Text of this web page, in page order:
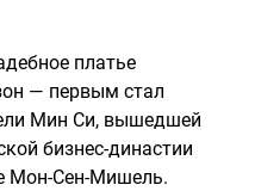
платье
— первым стал
Мин Си, вышедшей
бизнес-династии
Мон-Сен-Мишель.